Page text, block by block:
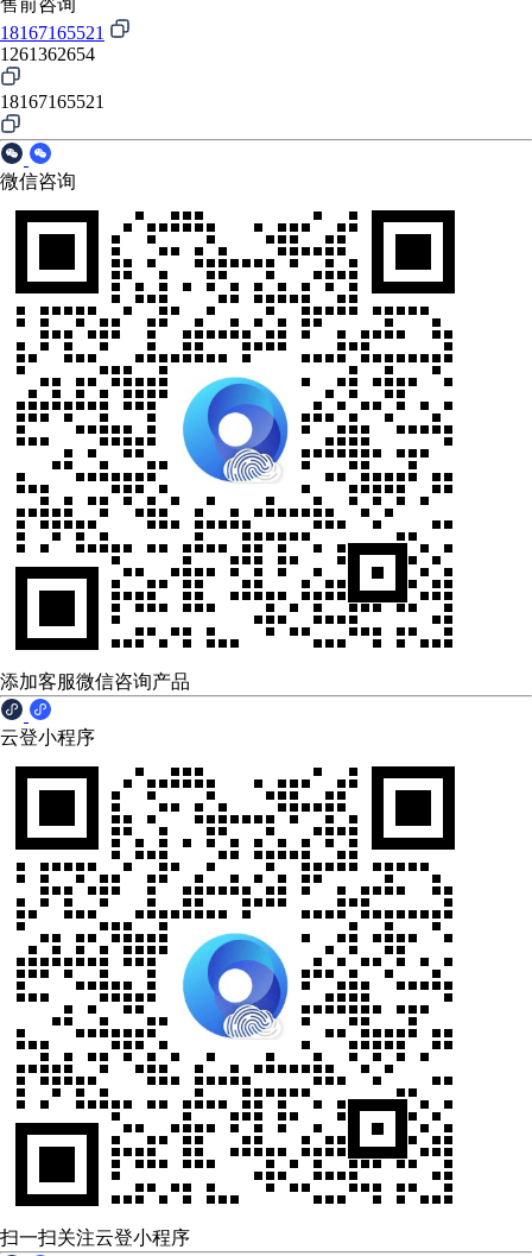
售前咨询
18167165521
1261362654
18167165521
微信咨询
添加客服微信咨询产品
云登小程序
扫一扫关注云登小程序